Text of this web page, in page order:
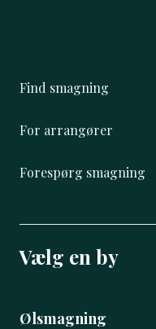
Find smagning
For arrangører
Forespørg smagning
Vælg en by
Ølsmagning